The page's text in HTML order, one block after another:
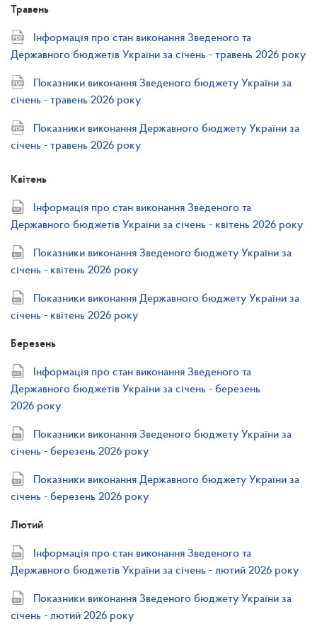
Травень
Інформація про стан виконання Зведеного та
Державного бюджетів України за січень - травень 2026 року
Показники виконання Зведеного бюджету України за
січень - травень 2026 року
Показники виконання Державного бюджету України за
січень - травень 2026 року
Квітень
Інформація про стан виконання Зведеного та
Державного бюджетів України за січень - квітень 2026 року
Показники виконання Зведеного бюджету України за
січень - квітень 2026 року
Показники виконання Державного бюджету України за
січень - квітень 2026 року
Березень
Інформація про стан виконання Зведеного та
Державного бюджетів України за січень - березень
2026 року
Показники виконання Зведеного бюджету України за
січень - березень 2026 року
Показники виконання Державного бюджету України за
січень - березень 2026 року
Лютий
Інформація про стан виконання Зведеного та
Державного бюджетів України за січень - лютий 2026 року
Показники виконання Зведеного бюджету України за
січень - лютий 2026 року